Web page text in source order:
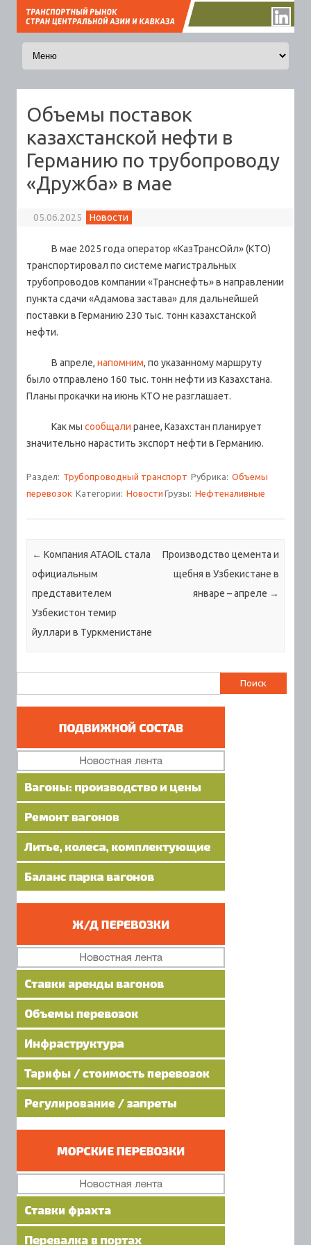
Перейти к содержимому
Объемы поставок
казахстанской нефти в
Германию по трубопроводу
«Дружба» в мае
05.06.2025 Новости
В мае 2025 года оператор «КазТрансОйл» (КТО)
транспортировал по системе магистральных
трубопроводов компании «Транснефть» в направлении
пункта сдачи «Адамова застава» для дальнейшей
поставки в Германию 230 тыс. тонн казахстанской
нефти.
В апреле, напомним, по указанному маршруту
было отправлено 160 тыс. тонн нефти из Казахстана.
Планы прокачки на июнь КТО не разглашает.
Как мы сообщали ранее, Казахстан планирует
значительно нарастить экспорт нефти в Германию.
Раздел: Трубопроводный транспорт Рубрика: Объемы
перевозок Категории: Новости Грузы: Нефтеналивные
Навигация по записям
← Компания ATAOIL стала
официальным
представителем
Узбекистон темир
йуллари в Туркменистане
Производство цемента и
щебня в Узбекистане в
январе – апреле →